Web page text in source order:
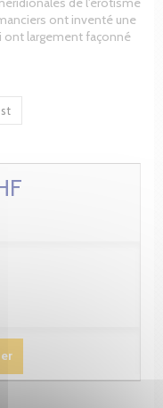
ont inventé une
ont largement façonné